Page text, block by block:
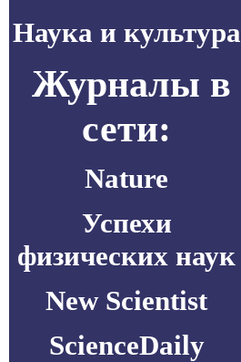
Наука и культура
Журналы в
сети:
Nature
Успехи
физических наук
New Scientist
ScienceDaily